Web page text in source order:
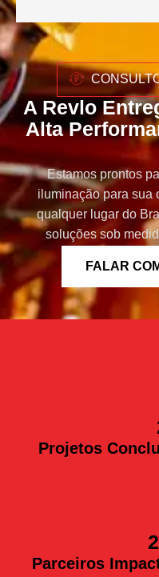
A Revlo
Alta
Estamos prontos
iluminação para sua
qualquer lugar do
soluções sob
FALAR
Projetos
Parceiros